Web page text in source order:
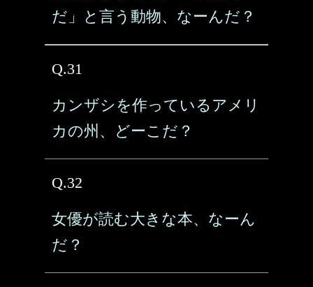
だ」と言う動物、なーんだ？
Q.31
カンザシを作っているアメリ
カの州、どーこだ？
Q.32
女優が読む大きな本、なーん
だ？